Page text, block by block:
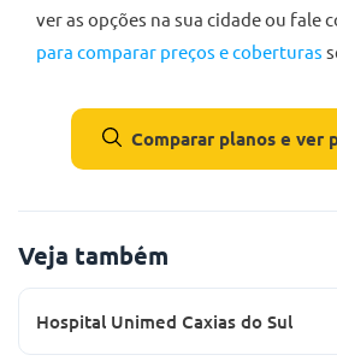
ver as opções na sua cidade ou fale
para comparar preços e coberturas
Comparar planos e ver
Veja também
Hospital Unimed Caxias do Sul